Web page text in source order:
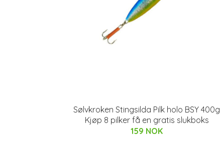
Sølvkroken Stingsilda Pilk holo BSY 400g
Kjøp 8 pilker få en gratis slukboks
159 NOK